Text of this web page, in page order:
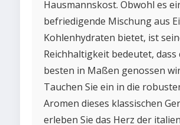
Hausmannskost. Obwohl es
befriedigende Mischung aus
Kohlenhydraten bietet, ist
Reichhaltigkeit bedeutet, dass
besten in Maßen genossen
Tauchen Sie ein in die
Aromen dieses klassischen
erleben Sie das Herz der